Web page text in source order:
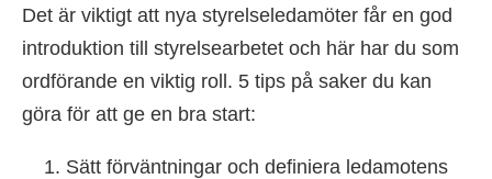
Det är viktigt att nya styrelseledamöter får en god
introduktion till styrelsearbetet och här har du som
ordförande en viktig roll. 5 tips på saker du kan
göra för att ge en bra start:
Sätt förväntningar och definiera ledamotens